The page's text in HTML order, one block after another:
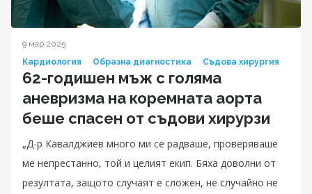
9 мар 2025
Кардиология
Образна диагностика Съдова хирургия
62-годишен мъж с голяма
аневризма на коремната аорта
беше спасен от съдови хирурзи
„Д-р Кавалджиев много ми се радваше, проверяваше
ме непрестанно, той и целият екип. Бяха доволни от
резултата, защото случаят е сложен, не случайно не